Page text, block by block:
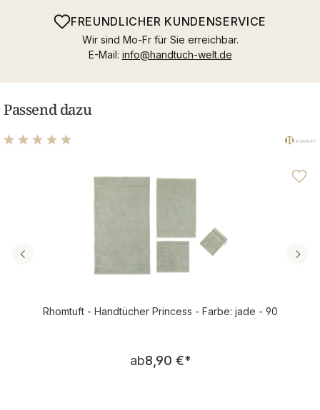
FREUNDLICHER KUNDENSERVICE
Wir sind Mo-Fr für Sie erreichbar.
E-Mail: info@handtuch-welt.de
Passend dazu
Rhomtuft - Handtücher Princess - Farbe: jade - 90
Regulärer Preis:
ab8,90 €*